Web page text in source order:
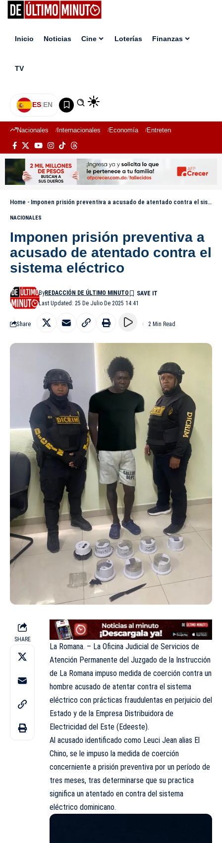
Inicio Noticias Cine Loterías Finanzas
TV
ES|EN
Nacionales Internacionales Economía Entretenimiento
Home - Imponen prisión preventiva a acusado de atentado contra el sistema eléctrico
NACIONALES
Imponen prisión preventiva a
acusado de atentado contra el
sistema eléctrico
Last Updated: 25 De Julio De 2025 14:41
ByREDACCIÓN DE ÚLTIMO MINUTO
Share 2 Min Read
SHARE
La Romana. – La Oficina Judicial de Servicios de
Atención Permanente del Juzgado de la Instrucción
de La Romana impuso medida de coerción contra un
hombre acusado de atentar contra el sistema
eléctrico con prácticas fraudulentas en perjuicio del
Estado y de la Empresa Distribuidora de
Electricidad del Este (Edeeste).
Al acusado identificado como Leuci Jean alias El
Chino, se le impuso la medida de coerción
concerniente a prisión preventiva por un período de
tres meses, tras determinarse que su practica
significa un atentado en contra del sistema
eléctrico dominicano.